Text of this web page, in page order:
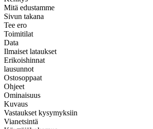
Mitä edustamme
Sivun takana
Tee ero
Toimitilat
Data
Ilmaiset lataukset
Erikoishinnat
lausunnot
Ostosoppaat
Ohjeet
Ominaisuus
Kuvaus
Vastaukset kysymyksiin
Vianetsintä